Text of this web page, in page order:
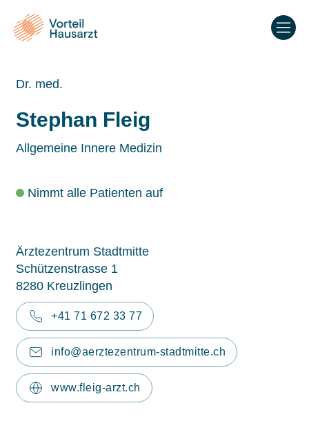
Dr. med.
Stephan Fleig
Allgemeine Innere Medizin
Nimmt alle Patienten auf
Ärztezentrum Stadtmitte
Schützenstrasse 1
8280 Kreuzlingen
+41 71 672 33 77
info@aerztezentrum-stadtmitte.ch
www.fleig-arzt.ch